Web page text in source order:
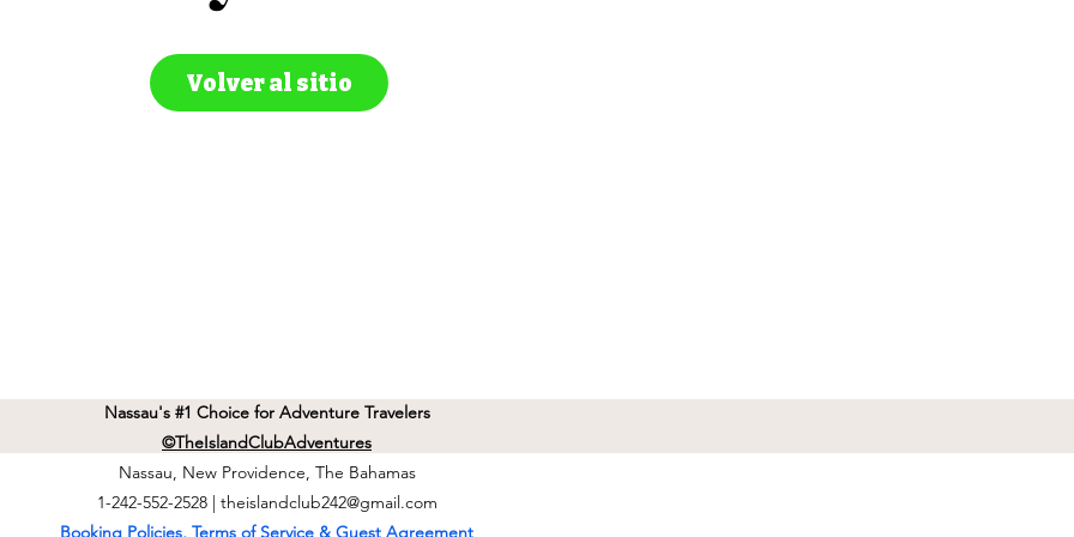
Volver al sitio
Nassau's #1 Choice for Adventure Travelers
©TheIslandClubAdventures
Nassau, New Providence, The Bahamas
1-242-552-2528 | theislandclub242@gmail.com
Booking Policies, Terms of Service & Guest Agreement